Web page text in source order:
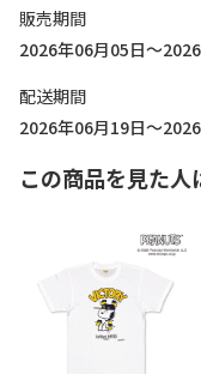
販売期間
2026年06月05日～
配送期間
2026年06月19日～
この商品を見た